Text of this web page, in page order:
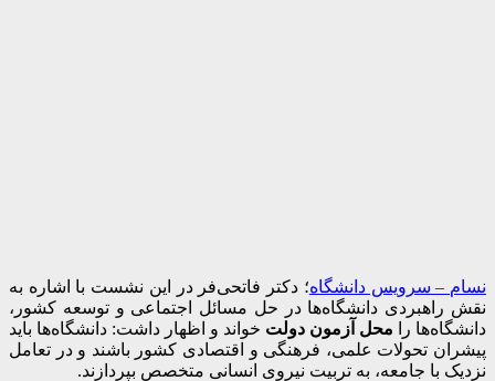
نسام – سرویس دانشگاه؛ دکتر فاتحی‌فر در این نشست با اشاره به
نقش راهبردی دانشگاه‌ها در حل مسائل اجتماعی و توسعه کشور،
دانشگاه‌ها را محل آزمون دولت خواند و اظهار داشت: دانشگاه‌ها باید
پیشران تحولات علمی، فرهنگی و اقتصادی کشور باشند و در تعامل
نزدیک با جامعه، به تربیت نیروی انسانی متخصص بپردازند.